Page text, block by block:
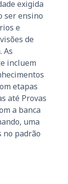
exigida
ser ensino
e
de
As
incluem
etapas
até Provas
a banca
uma
no padrão